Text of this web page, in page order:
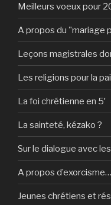
Meilleurs voeux pour
A propos du "mariage
Leçons magistrales
Les religions pour la
La foi chrétienne en 5′
La sainteté, kézako ?
Sur le dialogue avec
A propos d’exorcisme…
Jeunes chrétiens et